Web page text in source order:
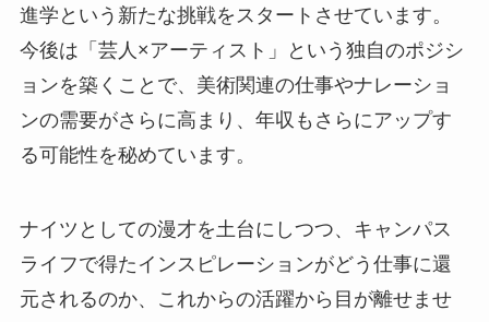
進学という新たな挑戦をスタートさせています。
今後は「芸人×アーティスト」という独自のポジシ
ョンを築くことで、美術関連の仕事やナレーショ
ンの需要がさらに高まり、年収もさらにアップす
る可能性を秘めています。
ナイツとしての漫才を土台にしつつ、キャンパス
ライフで得たインスピレーションがどう仕事に還
元されるのか、これからの活躍から目が離せませ